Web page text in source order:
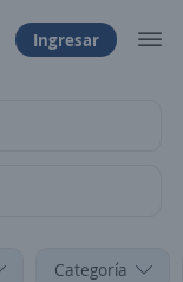
Ingresar
Categoría